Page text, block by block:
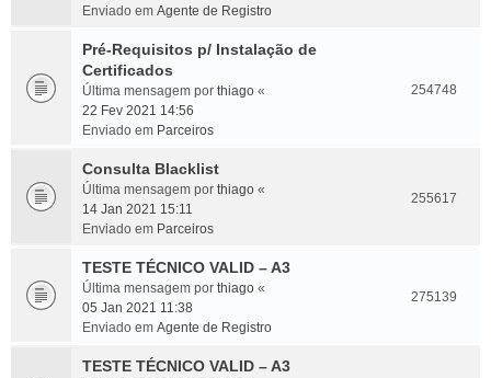
Enviado em Agente de Registro
Pré-Requisitos p/ Instalação de
Certificados
Última mensagem por thiago «
22 Fev 2021 14:56
Enviado em Parceiros
254748
Consulta Blacklist
Última mensagem por thiago «
14 Jan 2021 15:11
Enviado em Parceiros
255617
TESTE TÉCNICO VALID – A3
Última mensagem por thiago «
05 Jan 2021 11:38
Enviado em Agente de Registro
275139
TESTE TÉCNICO VALID – A3